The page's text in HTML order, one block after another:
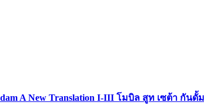
A New Translation I-III โมบิล สูท เซต้า กัน